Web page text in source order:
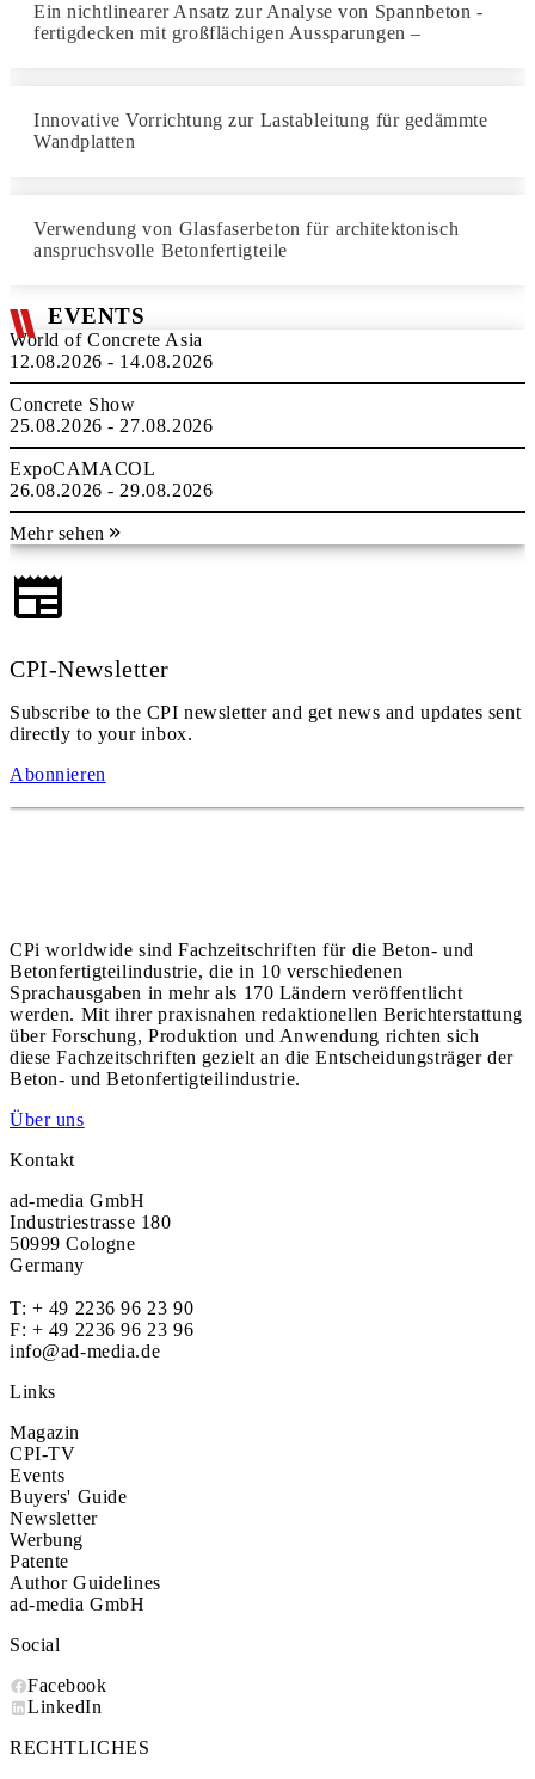
Ein nichtlinearer Ansatz zur Analyse von Spannbeton -
fertigdecken mit großflächigen Aussparungen –
Innovative Vorrichtung zur Lastableitung für gedämmte
Wandplatten
Verwendung von Glasfaserbeton für architektonisch
anspruchsvolle Betonfertigteile
EVENTS
World of Concrete Asia
12.08.2026 - 14.08.2026
Concrete Show
25.08.2026 - 27.08.2026
ExpoCAMACOL
26.08.2026 - 29.08.2026
Mehr sehen
CPI-Newsletter
Subscribe to the CPI newsletter and get news and updates sent
directly to your inbox.
Abonnieren
CPi worldwide sind Fachzeitschriften für die Beton- und
Betonfertigteilindustrie, die in 10 verschiedenen
Sprachausgaben in mehr als 170 Ländern veröffentlicht
werden. Mit ihrer praxisnahen redaktionellen Berichterstattung
über Forschung, Produktion und Anwendung richten sich
diese Fachzeitschriften gezielt an die Entscheidungsträger der
Beton- und Betonfertigteilindustrie.
Über uns
Kontakt
ad-media GmbH
Industriestrasse 180
50999 Cologne
Germany
T: + 49 2236 96 23 90
F: + 49 2236 96 23 96
info@ad-media.de
Links
Magazin
CPI-TV
Events
Buyers' Guide
Newsletter
Werbung
Patente
Author Guidelines
ad-media GmbH
Social
Facebook
LinkedIn
RECHTLICHES